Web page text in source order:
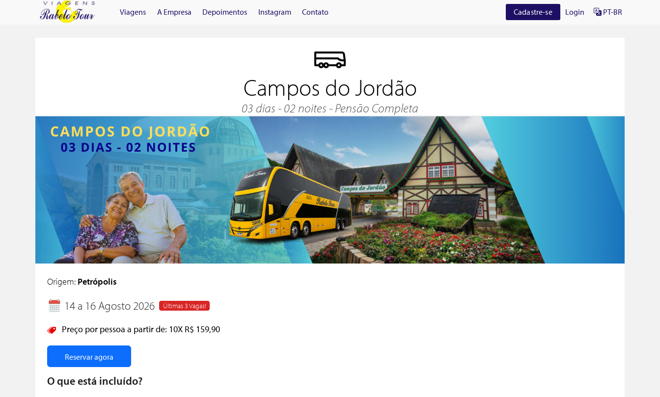
Viagens A Empresa Depoimentos Instagram Contato Cadastre-se Login PT-BR
Campos do Jordão
03 dias - 02 noites - Pensão Completa
Origem: Petrópolis
14 a 16 Agosto 2026 Últimas 3 Vagas!
Preço por pessoa a partir de: 10X R$ 159,90
Reservar agora
O que está incluído?